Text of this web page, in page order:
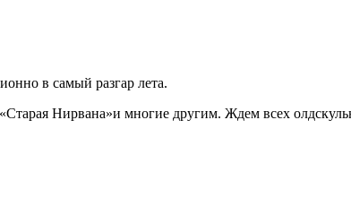
в самый разгар лета.
Нирвана»и многие другим. Ждем всех